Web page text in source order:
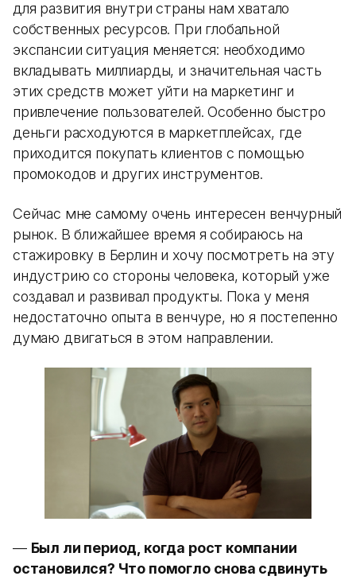
для развития внутри страны нам хватало
собственных ресурсов. При глобальной
экспансии ситуация меняется: необходимо
вкладывать миллиарды, и значительная часть
этих средств может уйти на маркетинг и
привлечение пользователей. Особенно быстро
деньги расходуются в маркетплейсах, где
приходится покупать клиентов с помощью
промокодов и других инструментов.
Сейчас мне самому очень интересен венчурный
рынок. В ближайшее время я собираюсь на
стажировку в Берлин и хочу посмотреть на эту
индустрию со стороны человека, который уже
создавал и развивал продукты. Пока у меня
недостаточно опыта в венчуре, но я постепенно
думаю двигаться в этом направлении.
— Был ли период, когда рост компании
остановился? Что помогло снова сдвинуть